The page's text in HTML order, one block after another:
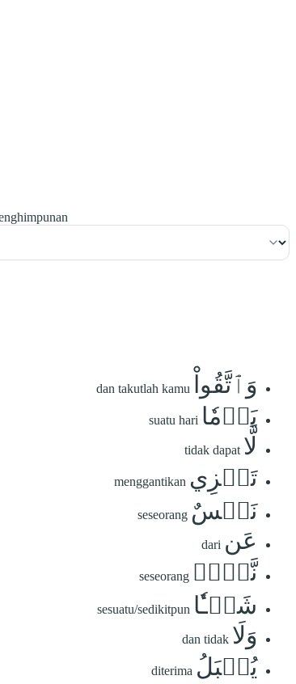
وَٱتَّقُواْ dan takutlah kamu
يَوۡمٗا suatu hari
لَّا tidak dapat
تَجۡزِي menggantikan
نَفۡسٌ seseorang
عَن dari
نَّفۡسٖ seseorang
شَيۡـٔٗا sesuatu/sedikitpun
وَلَا dan tidak
يُقۡبَلُ diterima